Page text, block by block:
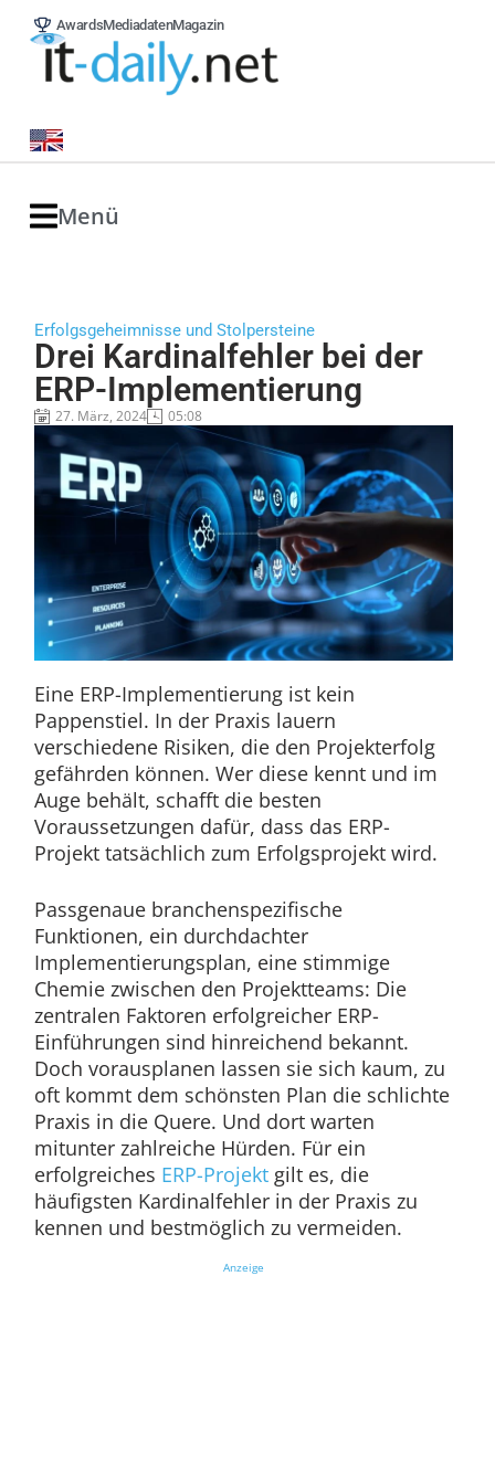
AwardsMediadatenMagazin
Menü
Erfolgsgeheimnisse und Stolpersteine
Drei Kardinalfehler bei der
ERP-Implementierung
27. März, 2024 05:08
Eine ERP-Implementierung ist kein
Pappenstiel. In der Praxis lauern
verschiedene Risiken, die den Projekterfolg
gefährden können. Wer diese kennt und im
Auge behält, schafft die besten
Voraussetzungen dafür, dass das ERP-
Projekt tatsächlich zum Erfolgsprojekt wird.
Passgenaue branchenspezifische
Funktionen, ein durchdachter
Implementierungsplan, eine stimmige
Chemie zwischen den Projektteams: Die
zentralen Faktoren erfolgreicher ERP-
Einführungen sind hinreichend bekannt.
Doch vorausplanen lassen sie sich kaum, zu
oft kommt dem schönsten Plan die schlichte
Praxis in die Quere. Und dort warten
mitunter zahlreiche Hürden. Für ein
erfolgreiches ERP-Projektgilt es, die
häufigsten Kardinalfehler in der Praxis zu
kennen und bestmöglich zu vermeiden.
Anzeige